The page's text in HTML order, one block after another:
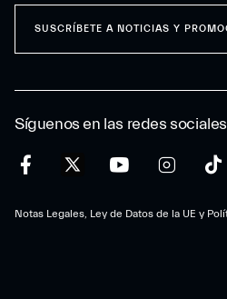
Síguenos en las redes sociales
Notas Legales, Ley de Datos de la UE y
SUSCRÍBETE A NOTICIAS Y